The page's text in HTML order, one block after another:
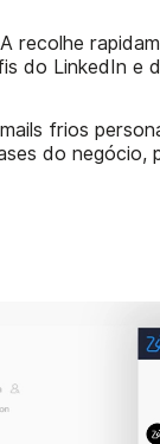
recolhe
do LinkedIn e
frios
do negócio,